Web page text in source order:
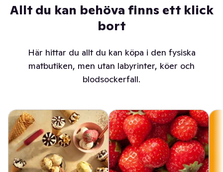
Allt du kan behöva finns ett klick
bort
Här hittar du allt du kan köpa i den fysiska
matbutiken, men utan labyrinter, köer och
blodsockerfall.